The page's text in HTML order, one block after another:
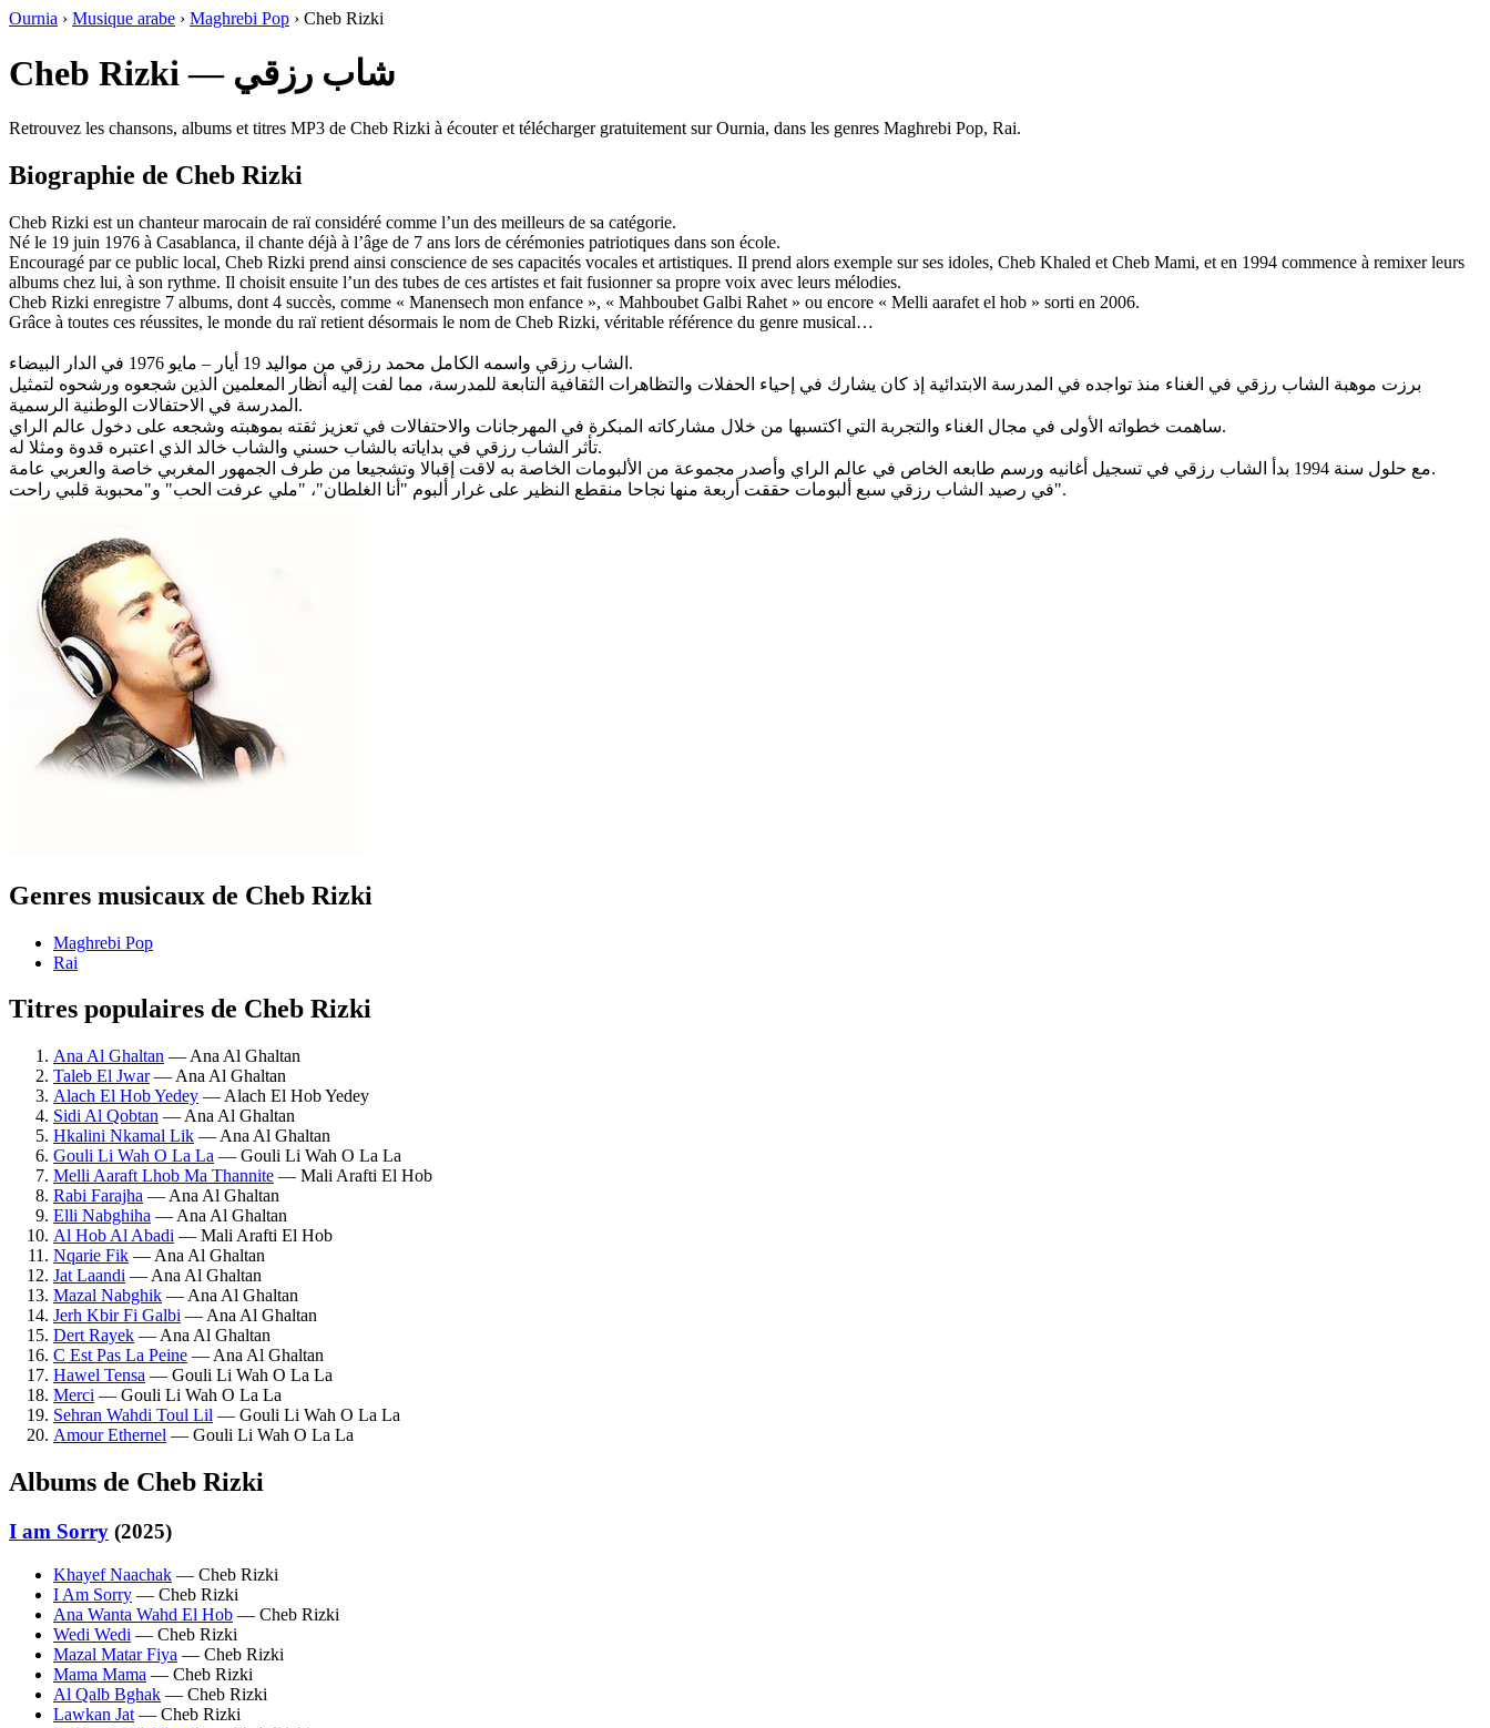
Ournia › Musique arabe › Maghrebi Pop › Cheb Rizki
Cheb Rizki — شاب رزقي
Retrouvez les chansons, albums et titres MP3 de Cheb Rizki à écouter et télécharger gratuitement sur Ournia, dans les genres Maghrebi Pop, Rai.
Biographie de Cheb Rizki
Cheb Rizki est un chanteur marocain de raï considéré comme l’un des meilleurs de sa catégorie.
Né le 19 juin 1976 à Casablanca, il chante déjà à l’âge de 7 ans lors de cérémonies patriotiques dans son école.
Encouragé par ce public local, Cheb Rizki prend ainsi conscience de ses capacités vocales et artistiques. Il prend alors exemple sur ses idoles, Cheb Khaled et Cheb Mami, et en 1994 commence à remixer leurs
albums chez lui, à son rythme. Il choisit ensuite l’un des tubes de ces artistes et fait fusionner sa propre voix avec leurs mélodies.
Cheb Rizki enregistre 7 albums, dont 4 succès, comme « Manensech mon enfance », « Mahboubet Galbi Rahet » ou encore « Melli aarafet el hob » sorti en 2006.
Grâce à toutes ces réussites, le monde du raï retient désormais le nom de Cheb Rizki, véritable référence du genre musical…
الشاب رزقي واسمه الكامل محمد رزقي من مواليد 19 أيار – مايو 1976 في الدار البيضاء.
برزت موهبة الشاب رزقي في الغناء منذ تواجده في المدرسة الابتدائية إذ كان يشارك في إحياء الحفلات والتظاهرات الثقافية التابعة للمدرسة، مما لفت إليه أنظار المعلمين الذين شجعوه ورشحوه لتمثيل
المدرسة في الاحتفالات الوطنية الرسمية.
ساهمت خطواته الأولى في مجال الغناء والتجربة التي اكتسبها من خلال مشاركاته المبكرة في المهرجانات والاحتفالات في تعزيز ثقته بموهبته وشجعه على دخول عالم الراي.
تأثر الشاب رزقي في بداياته بالشاب حسني والشاب خالد الذي اعتبره قدوة ومثلا له.
مع حلول سنة 1994 بدأ الشاب رزقي في تسجيل أغانيه ورسم طابعه الخاص في عالم الراي وأصدر مجموعة من الألبومات الخاصة به لاقت إقبالا وتشجيعا من طرف الجمهور المغربي خاصة والعربي عامة.
في رصيد الشاب رزقي سبع ألبومات حققت أربعة منها نجاحا منقطع النظير على غرار ألبوم "أنا الغلطان"، "ملي عرفت الحب" و"محبوبة قلبي راحت".
Genres musicaux de Cheb Rizki
Maghrebi Pop
Rai
Titres populaires de Cheb Rizki
Ana Al Ghaltan — Ana Al Ghaltan
Taleb El Jwar— Ana Al Ghaltan
Alach El Hob Yedey — Alach El Hob Yedey
Sidi Al Qobtan — Ana Al Ghaltan
Hkalini Nkamal Lik — Ana Al Ghaltan
Gouli Li Wah O La La — Gouli Li Wah O La La
Melli Aaraft Lhob Ma Thannite — Mali Arafti El Hob
Rabi Farajha — Ana Al Ghaltan
Elli Nabghiha — Ana Al Ghaltan
Al Hob Al Abadi — Mali Arafti El Hob
Nqarie Fik — Ana Al Ghaltan
Jat Laandi — Ana Al Ghaltan
Mazal Nabghik — Ana Al Ghaltan
Jerh Kbir Fi Galbi — Ana Al Ghaltan
Dert Rayek — Ana Al Ghaltan
C Est Pas La Peine — Ana Al Ghaltan
Hawel Tensa — Gouli Li Wah O La La
Merci — Gouli Li Wah O La La
Sehran Wahdi Toul Lil — Gouli Li Wah O La La
Amour Ethernel — Gouli Li Wah O La La
Albums de Cheb Rizki
I am Sorry (2025)
Khayef Naachak — Cheb Rizki
I Am Sorry — Cheb Rizki
Ana Wanta Wahd El Hob — Cheb Rizki
Wedi Wedi — Cheb Rizki
Mazal Matar Fiya — Cheb Rizki
Mama Mama — Cheb Rizki
Al Qalb Bghak — Cheb Rizki
Lawkan Jat — Cheb Rizki